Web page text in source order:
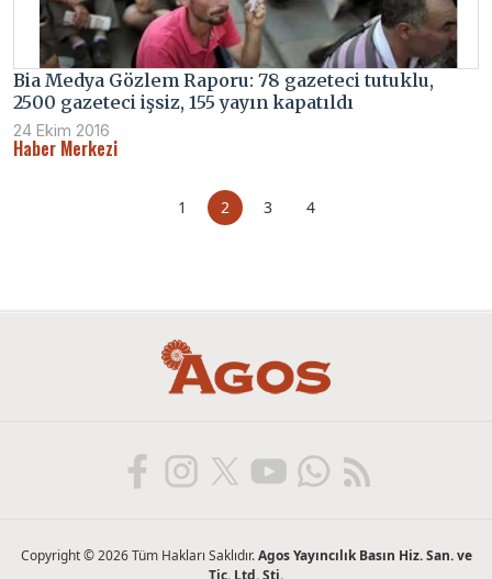
Bia Medya Gözlem Raporu: 78 gazeteci tutuklu,
2500 gazeteci işsiz, 155 yayın kapatıldı
24 Ekim 2016
Haber Merkezi
1 2 3 4
Copyright © 2026 Tüm Hakları Saklıdır.Agos Yayıncılık Basın Hiz. San. ve
Tic. Ltd. Şti.